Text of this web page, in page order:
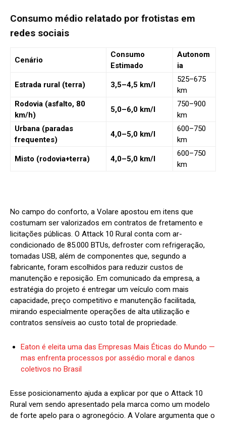
Consumo médio relatado por frotistas em
redes sociais
Cenário
Consumo
Estimado
Autonom
ia
Estrada rural (terra) 3,5–4,5 km/l
525–675
km
Rodovia (asfalto, 80
km/h)
5,0–6,0 km/l
750–900
km
Urbana (paradas
frequentes)
4,0–5,0 km/l
600–750
km
Misto (rodovia+terra) 4,0–5,0 km/l
600–750
km
No campo do conforto, a Volare apostou em itens que
costumam ser valorizados em contratos de fretamento e
licitações públicas. O Attack 10 Rural conta com ar-
condicionado de 85.000 BTUs, defroster com refrigeração,
tomadas USB, além de componentes que, segundo a
fabricante, foram escolhidos para reduzir custos de
manutenção e reposição. Em comunicado da empresa, a
estratégia do projeto é entregar um veículo com mais
capacidade, preço competitivo e manutenção facilitada,
mirando especialmente operações de alta utilização e
contratos sensíveis ao custo total de propriedade.
Eaton é eleita uma das Empresas Mais Éticas do Mundo —
mas enfrenta processos por assédio moral e danos
coletivos no Brasil
Esse posicionamento ajuda a explicar por que o Attack 10
Rural vem sendo apresentado pela marca como um modelo
de forte apelo para o agronegócio. A Volare argumenta que o